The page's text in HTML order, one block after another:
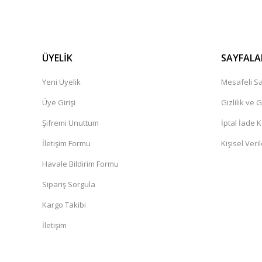
ÜYELİK
Yeni Üyelik
Üye Girişi
Şifremi Unuttum
İletişim Formu
Havale Bildirim Formu
Sipariş Sorgula
Kargo Takibi
İletişim
Mesafeli
Gizlilik ve
İptal İade
Kişisel